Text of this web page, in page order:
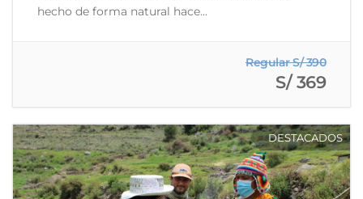
hecho de forma natural hace...
Regular S/ 390
S/ 369
DESTACADOS